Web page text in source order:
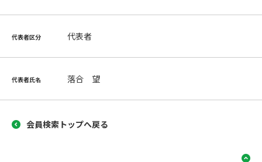
代表者区分 代表者
代表者氏名 落合 望
会員検索トップへ戻る